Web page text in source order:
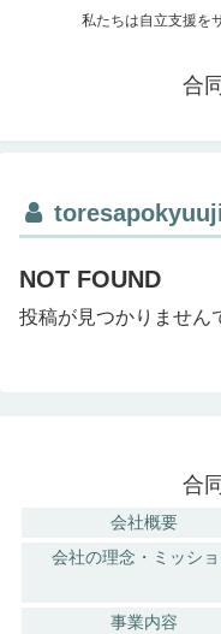
私たちは自立支援を
合
NOT FOUND
投稿が見つかりません
合
会社概要
会社の理念・ミッシ
事業内容